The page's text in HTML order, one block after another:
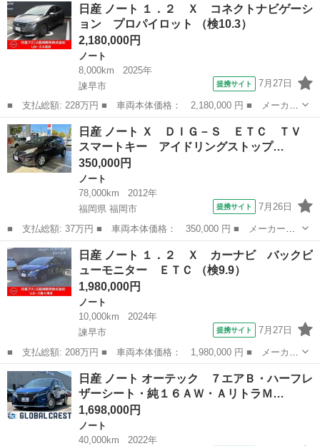
ビゲーション アラウンドビューモニター ■ 排気量： 1200cc ■
ドア枚...
日産 ノート １．２ Ｘ コネクトナビゲーシ
ョン プロパイロット （検10.3）
2,180,000円
ノート
8,000km
2025年
諫早市
提携サイト 7月27日
■ 支払総額: 228万円 ■ 車両本体価格： 2,180,000 円 ■ メーカー
名： 日産 ■ 車種名： ノート ■ グレード名： １．２ Ｘ コ
ネクトナビゲーション プロパイロット ■ 排気量： 1200cc ■
ド...
長崎 諫早市 ノート
日産 ノート Ｘ ＤＩＧ－Ｓ ＥＴＣ ＴＶ
スマートキー アイドリングストップ…
350,000円
ノート
78,000km
2012年
福岡県 福岡市
提携サイト 7月26日
■ 支払総額: 37万円 ■ 車両本体価格： 350,000 円 ■ メーカー
名： 日産 ■ 車種名： ノート ■ グレード名： Ｘ ＤＩＧ－
Ｓ ＥＴＣ ＴＶ スマートキー アイドリングストップ 電動格納
ミラー ＣＶＴ 盗...
福岡 福岡市 ノート
日産 ノート １．２ Ｘ カーナビ バックビ
ューモニター ＥＴＣ （検9.9）
1,980,000円
ノート
10,000km
2024年
諫早市
提携サイト 7月27日
■ 支払総額: 208万円 ■ 車両本体価格： 1,980,000 円 ■ メーカー
名： 日産 ■ 車種名： ノート ■ グレード名： １．２ Ｘ カ
ーナビ バックビューモニター ＥＴＣ ■ 排気量： 1200cc ■
ド...
長崎 諫早市 ノート
日産 ノート オーテック ７エアＢ・ハーフレ
ザーシート・純１６ＡＷ・ＡリトラＭ…
1,698,000円
ノート
40,000km
2022年